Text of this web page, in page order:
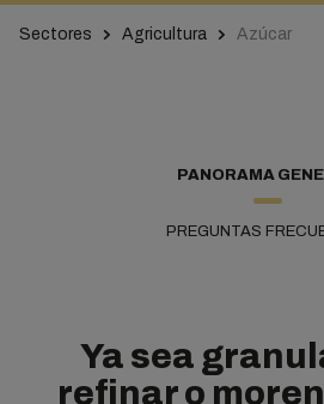
Sectores Agricultura Azúcar
PANORAMA
PREGUNTAS
Ya sea
refinar o